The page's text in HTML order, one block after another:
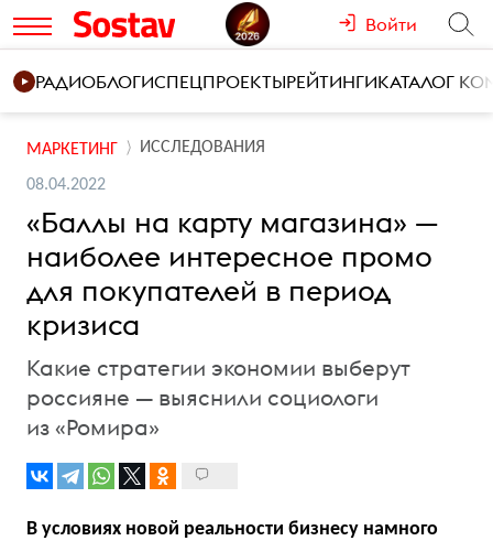
Войти
РАДИОБЛОГИСПЕЦПРОЕКТЫРЕЙТИНГИКАТАЛОГ
МАРКЕТИНГ ИССЛЕДОВАНИЯ
08.04.2022
«Баллы на карту магазина» —
наиболее интересное промо
для покупателей в период
кризиса
Какие стратегии экономии выберут
россияне — выяснили социологи
из «Ромира»
В условиях новой реальности бизнесу намного